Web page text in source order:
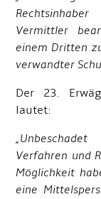
Vermittler
einem Dritten
verwandter
Der 23.
lautet:
Verfahren und
Möglichkeit
eine